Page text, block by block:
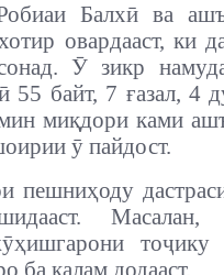
Балхӣ ва
овардааст, ки
Ӯ зикр
55 байт, 7 ғазал, 4
миқдори ками
ӯ пайдост.
пешниҳоду
тоҷику